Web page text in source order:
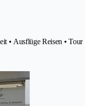
• Ausflüge Reisen • Tour